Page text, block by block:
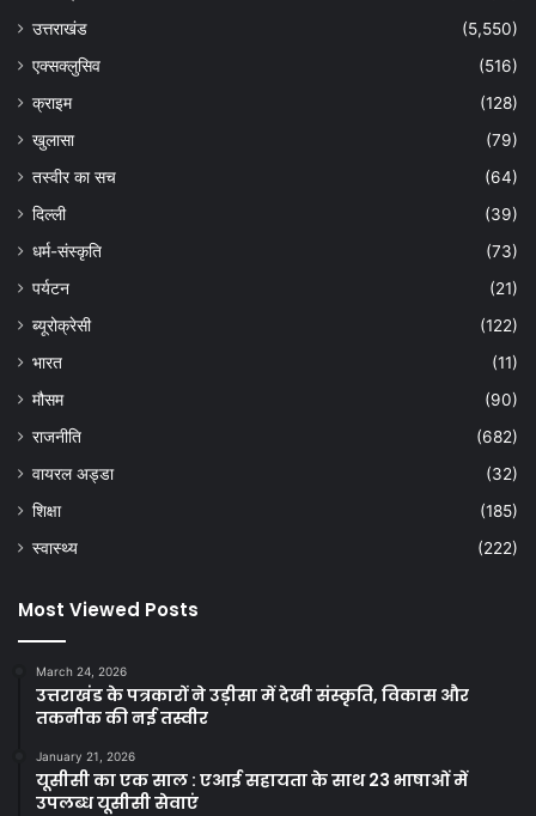
उत्तराखंड
(5,550)
एक्सक्लुसिव
(516)
क्राइम
(128)
खुलासा
(79)
तस्वीर का सच
(64)
दिल्ली
(39)
धर्म-संस्कृति
(73)
पर्यटन
(21)
ब्यूरोक्रेसी
(122)
भारत
(11)
मौसम
(90)
राजनीति
(682)
वायरल अड्डा
(32)
शिक्षा
(185)
स्वास्थ्य
(222)
Most Viewed Posts
March 24, 2026
उत्तराखंड के पत्रकारों ने उड़ीसा में देखी संस्कृति, विकास और
तकनीक की नई तस्वीर
January 21, 2026
यूसीसी का एक साल : एआई सहायता के साथ 23 भाषाओं में
उपलब्ध यूसीसी सेवाएं